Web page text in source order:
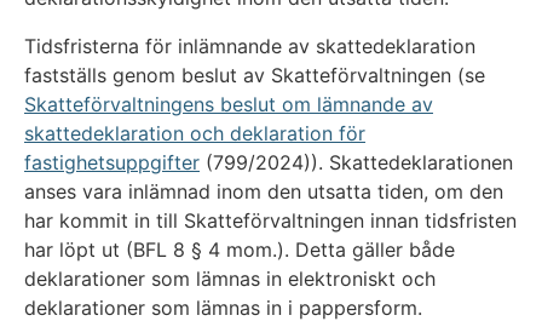
Tidsfristerna för inlämnande av skattedeklaration
fastställs genom beslut av Skatteförvaltningen (se
Skatteförvaltningens beslut om lämnande av
skattedeklaration och deklaration för
fastighetsuppgifter (799/2024)). Skattedeklarationen
anses vara inlämnad inom den utsatta tiden, om den
har kommit in till Skatteförvaltningen innan tidsfristen
har löpt ut (BFL 8 § 4 mom.). Detta gäller både
deklarationer som lämnas in elektroniskt och
deklarationer som lämnas in i pappersform.